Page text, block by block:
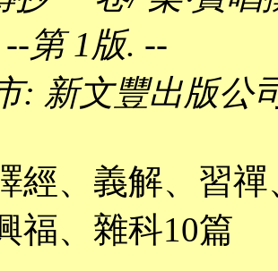
第 1版. --
: 新文豐出版公
、義解、習禪
福、雜科10篇